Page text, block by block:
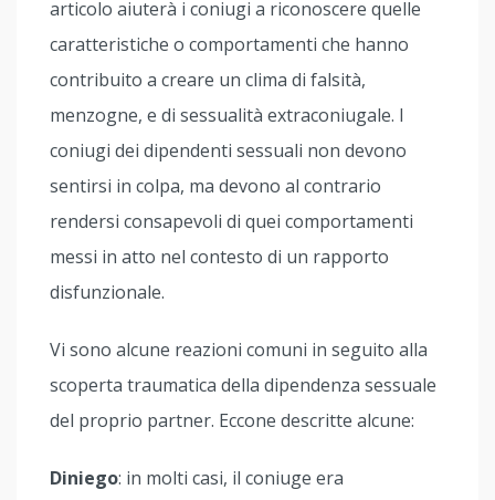
articolo aiuterà i coniugi a riconoscere quelle
caratteristiche o comportamenti che hanno
contribuito a creare un clima di falsità,
menzogne, e di sessualità extraconiugale. I
coniugi dei dipendenti sessuali non devono
sentirsi in colpa, ma devono al contrario
rendersi consapevoli di quei comportamenti
messi in atto nel contesto di un rapporto
disfunzionale.
Vi sono alcune reazioni comuni in seguito alla
scoperta traumatica della dipendenza sessuale
del proprio partner. Eccone descritte alcune:
Diniego: in molti casi, il coniuge era